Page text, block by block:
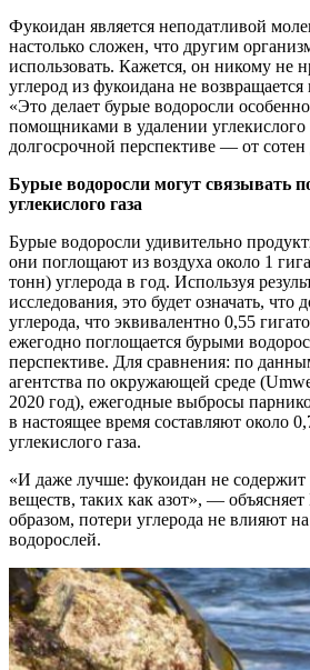
Фукоидан является неподатливой
настолько сложен, что другим
использовать. Кажется, он никому не
углерод из фукоидана не
«Это делает бурые водоросли
помощниками в удалении углекислого
долгосрочной перспективе — от сотен
Бурые водоросли могут связывать
углекислого газа
Бурые водоросли удивительно
они поглощают из воздуха около 1
тонн) углерода в год. Используя
исследования, это будет означать, что
углерода, что эквивалентно 0,55
ежегодно поглощается бурыми
перспективе. Для сравнения: по
агентства по окружающей среде
2020 год), ежегодные выбросы
в настоящее время составляют около
углекислого газа.
«И даже лучше: фукоидан не
веществ, таких как азот», —
образом, потери углерода не влияют
водорослей.